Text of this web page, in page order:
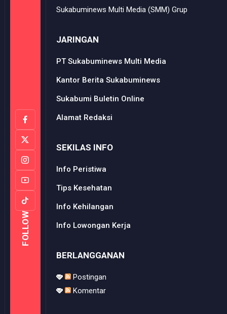
FOLLOW
Sukabuminews Multi Media (SMM) Grup
JARINGAN
PT Sukabuminews Multi Media
Kantor Berita Sukabuminews
Sukabumi Buletin Online
Alamat Redaksi
SEKILAS INFO
Info Peristiwa
Tips Kesehatan
Info Kehilangan
Info Lowongan Kerja
BERLANGGANAN
Postingan
Komentar